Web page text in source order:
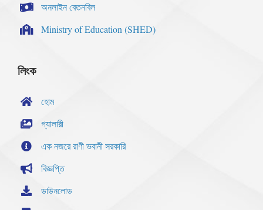
অনলাইন বেতনবিল
Ministry of Education (SHED)
লিংক
হোম
গ্যালারী
এক নজরে রাণী ভবানী সরকারি
বিজ্ঞপ্তি
ডাউনলোড